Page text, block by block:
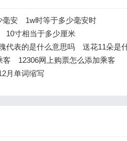
毫安 1w时等于多少毫安时
10寸相当于多少厘米
代表的是什么意思吗 送花11朵是
客 12306网上购票怎么添加乘客
月单词缩写